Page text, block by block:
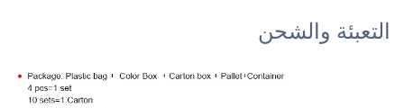
التعبئة والشحن